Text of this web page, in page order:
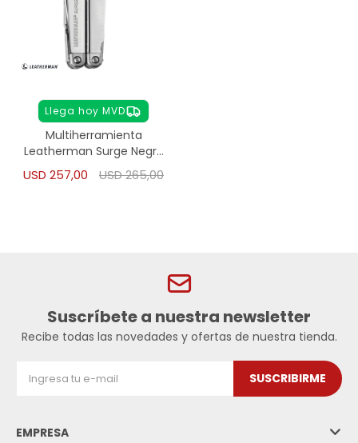
Llega hoy MVD
Multiherramienta
Leatherman Surge Negra
21 Herramientas -
plateado
USD 257,00 USD265,00
Suscríbete a nuestra newsletter
Recibe todas las novedades y ofertas de nuestra tienda.
SUSCRIBIRME
EMPRESA